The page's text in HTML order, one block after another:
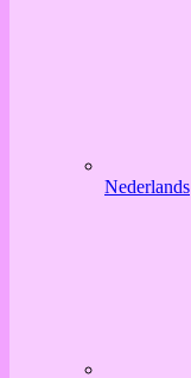
Nederlands